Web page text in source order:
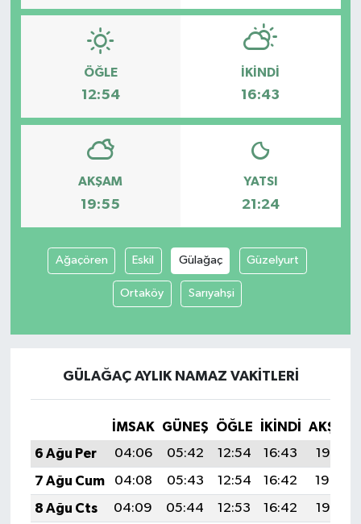
ÖĞLE
12:54
İKINDI
16:43
AKŞAM
19:55
YATSI
21:24
Ağaçören Eskil Gülağaç Güzelyurt
Ortaköy Sarıyahşi
GÜLAĞAÇ AYLIK NAMAZ VAKITLERI
İMSAK GÜNEŞ ÖĞLE İKINDI
AKŞAM
6 Ağu Per
04:06 05:42 12:54 16:43
19:55
7 Ağu Cum
04:08 05:43 12:54 16:42
19:54
8 Ağu Cts
04:09 05:44 12:53 16:42
19:53
Türkiye